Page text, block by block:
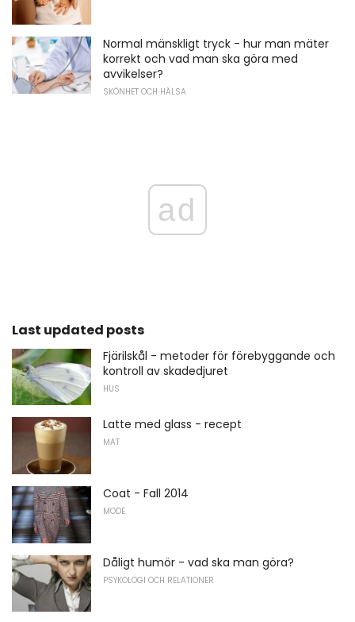
Normal mänskligt tryck - hur man mäter
korrekt och vad man ska göra med
avvikelser?
SKÖNHET OCH HÄLSA
ad
Last updated posts
Fjärilskål - metoder för förebyggande och
kontroll av skadedjuret
HUS
Latte med glass - recept
MAT
Coat - Fall 2014
MODE
Dåligt humör - vad ska man göra?
PSYKOLOGI OCH RELATIONER